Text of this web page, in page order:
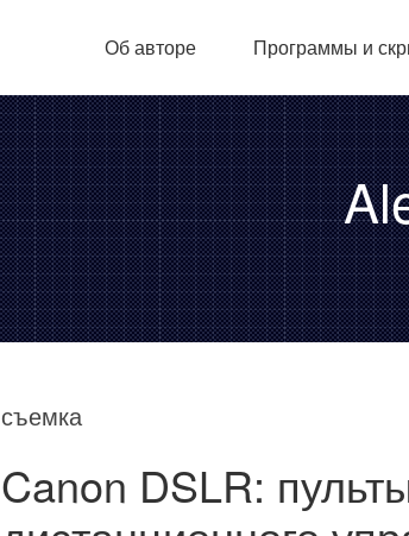
Об авторе Программы и
съемка
Canon DSLR: